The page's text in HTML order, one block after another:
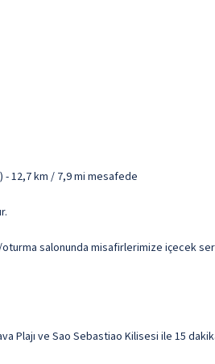
- 12,7 km / 7,9 mi mesafede
salonunda misafirlerimize içecek
ve Sao Sebastiao Kilisesi ile 15